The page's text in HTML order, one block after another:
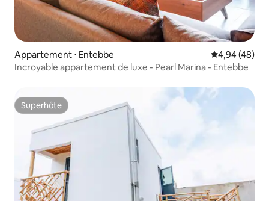
Appartement ⋅ Entebbe Évaluation
4,94 (48)
Incroyable appartement de luxe - Pearl Marina - Entebbe
Superhôte
Superhôte